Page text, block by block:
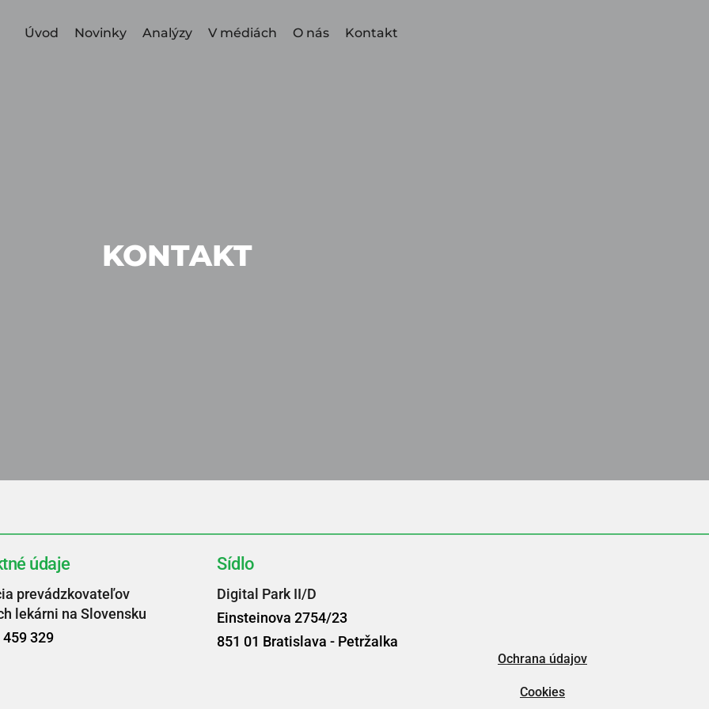
Úvod Novinky Analýzy V médiách O nás Kontakt
KONTAKT
údaje
prevádzkovateľov
lekárni na Slovensku
459 329
Sídlo
Digital Park II/D
Einsteinova 2754/23
851 01 Bratislava - Petržalka
Ochrana údajov
Cookies